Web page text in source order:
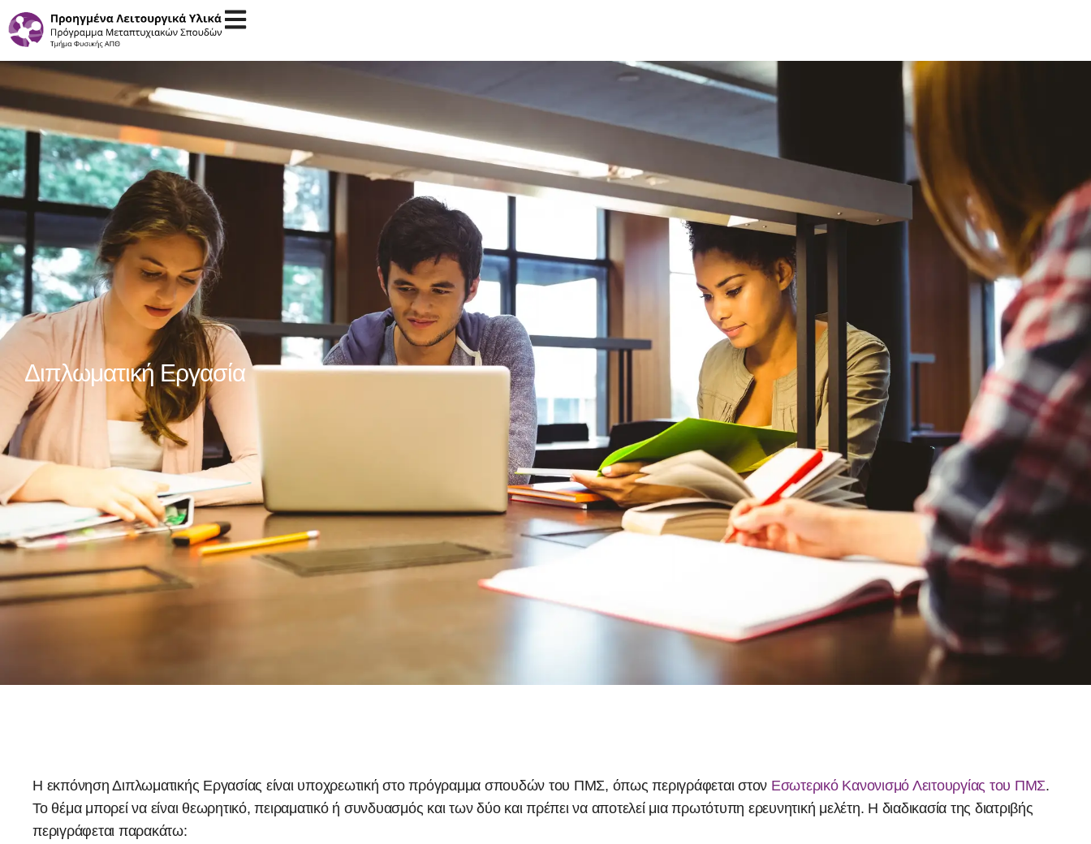
Διπλωματική Εργασία
Η εκπόνηση Διπλωματικής Εργασίας είναι υποχρεωτική στο πρόγραμμα σπουδών του ΠΜΣ, όπως περιγράφεται στoν Εσωτερικό Κανονισμό Λειτουργίας του ΠΜΣ.
Το θέμα μπορεί να είναι θεωρητικό, πειραματικό ή συνδυασμός και των δύο και πρέπει να αποτελεί μια πρωτότυπη ερευνητική μελέτη. Η διαδικασία της διατριβής
περιγράφεται παρακάτω: